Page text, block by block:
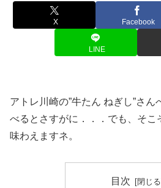
X Facebook
LINE
アトレ川崎の”牛たん ねぎし”さ
べるとさすがに．．．でも、そこ
味わえますネ。
目次